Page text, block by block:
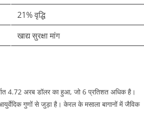
21% वृद्धि ​
खाद्य सुरक्षा मांग ​
4.72 अरब डॉलर का हुआ, जो 6 प्रतिशत अधिक है।
गुणों से जुड़ा है। केरल के मसाला बागानों में जैविक